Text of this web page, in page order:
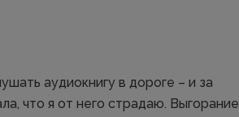
аудиокнигу в дороге – и за
что я от него страдаю. Выгорание